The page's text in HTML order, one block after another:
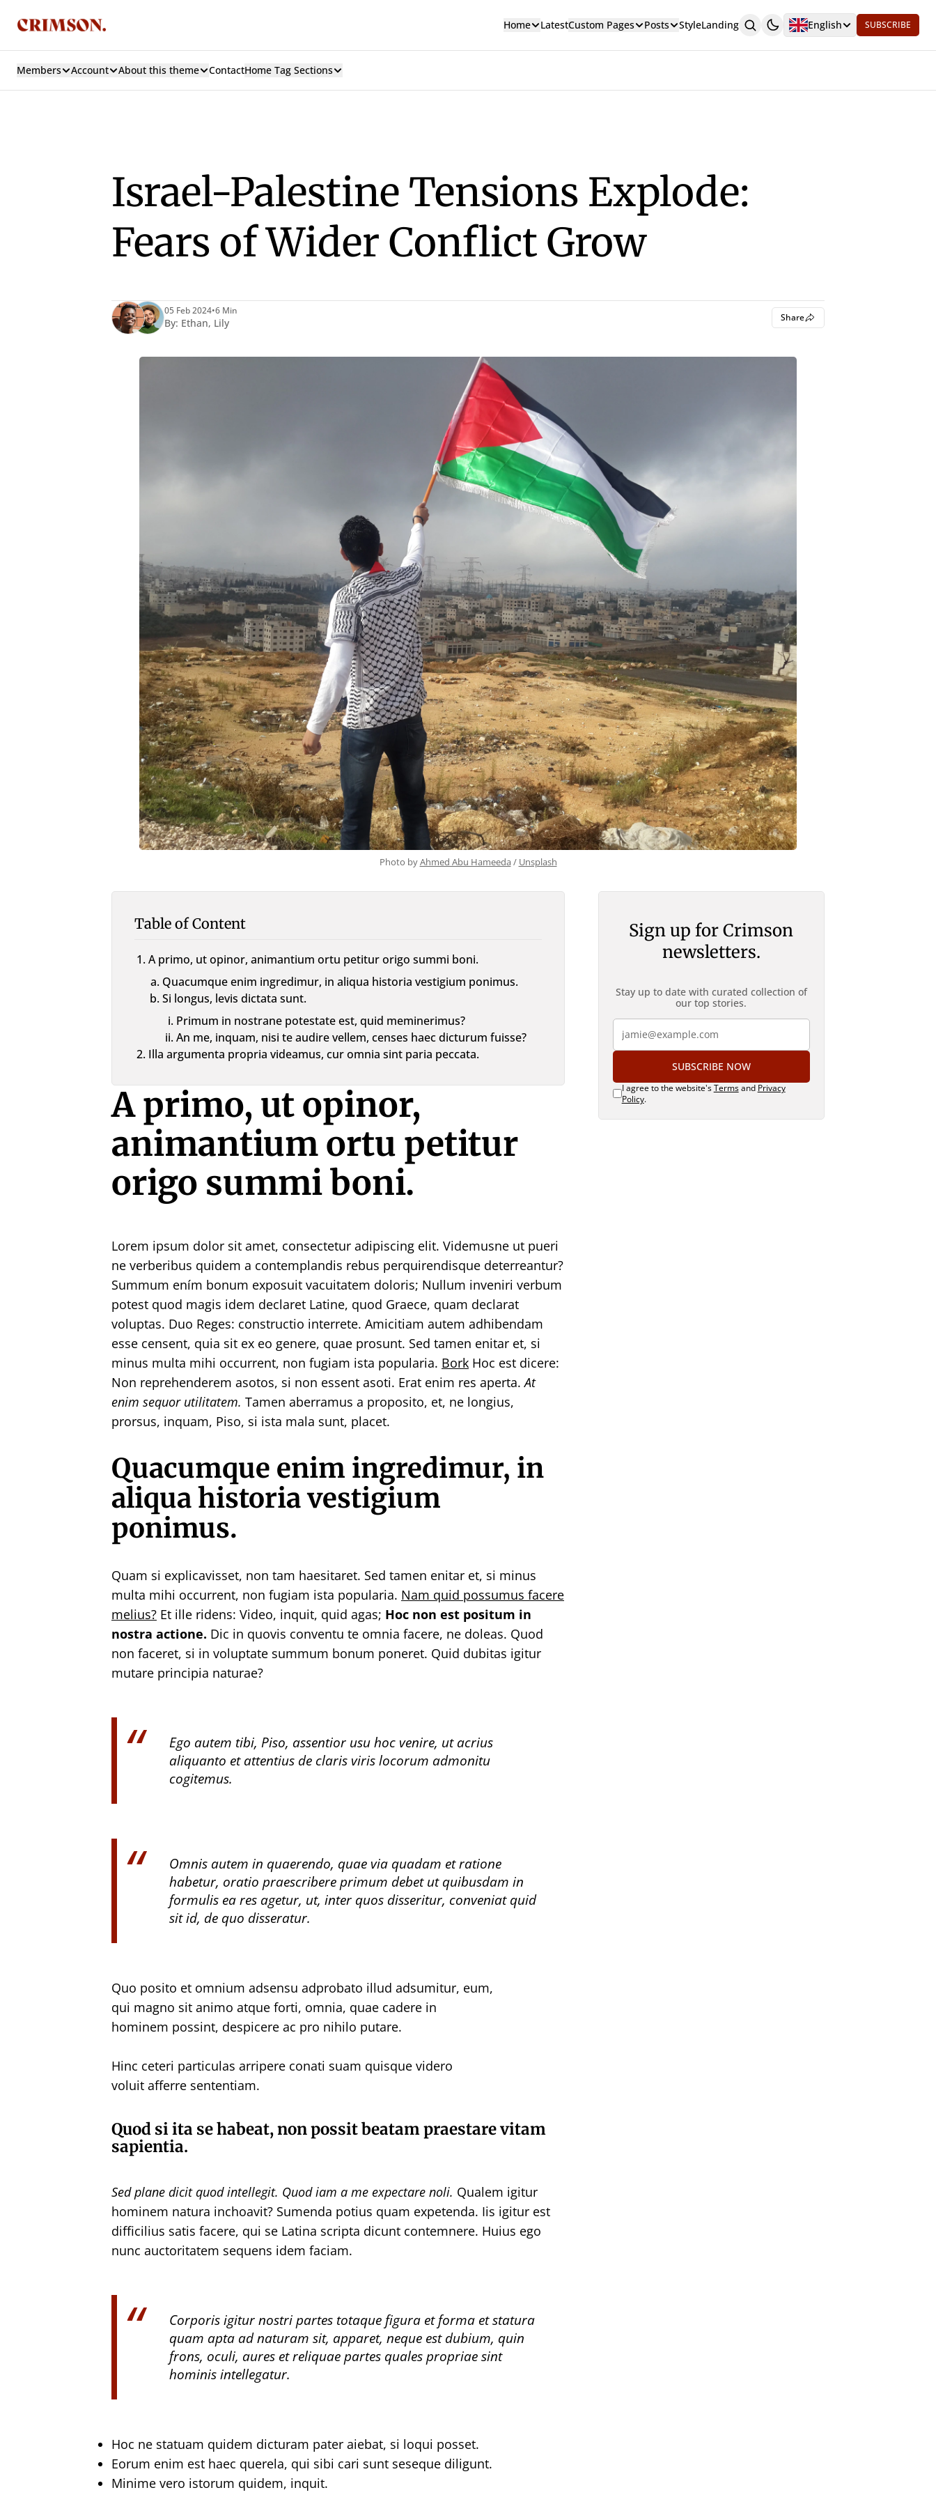
Home LatestCustom Pages Posts StyleLanding English SUBSCRIBE
Members Account About this theme ContactHome Tag Sections
Israel-Palestine Tensions Explode:
Fears of Wider Conflict Grow
05 Feb 2024•6 Min
By: Ethan, Lily Share
Photo by Ahmed Abu Hameeda / Unsplash
Table of Content
A primo, ut opinor, animantium ortu petitur origo summi boni.
Quacumque enim ingredimur, in aliqua historia vestigium ponimus.
Si longus, levis dictata sunt.
Primum in nostrane potestate est, quid meminerimus?
An me, inquam, nisi te audire vellem, censes haec dicturum fuisse?
Illa argumenta propria videamus, cur omnia sint paria peccata.
A primo, ut opinor,
animantium ortu petitur
origo summi boni.
Lorem ipsum dolor sit amet, consectetur adipiscing elit. Videmusne ut pueri
ne verberibus quidem a contemplandis rebus perquirendisque deterreantur?
Summum ením bonum exposuit vacuitatem doloris; Nullum inveniri verbum
potest quod magis idem declaret Latine, quod Graece, quam declarat
voluptas. Duo Reges: constructio interrete. Amicitiam autem adhibendam
esse censent, quia sit ex eo genere, quae prosunt. Sed tamen enitar et, si
minus multa mihi occurrent, non fugiam ista popularia. Bork Hoc est dicere:
Non reprehenderem asotos, si non essent asoti. Erat enim res aperta.At
enim sequor utilitatem. Tamen aberramus a proposito, et, ne longius,
prorsus, inquam, Piso, si ista mala sunt, placet.
Quacumque enim ingredimur, in
aliqua historia vestigium
ponimus.
Quam si explicavisset, non tam haesitaret. Sed tamen enitar et, si minus
multa mihi occurrent, non fugiam ista popularia. Nam quid possumus facere
melius? Et ille ridens: Video, inquit, quid agas; Hoc non est positum in
nostra actione. Dic in quovis conventu te omnia facere, ne doleas. Quod
non faceret, si in voluptate summum bonum poneret. Quid dubitas igitur
mutare principia naturae?
Ego autem tibi, Piso, assentior usu hoc venire, ut acrius
aliquanto et attentius de claris viris locorum admonitu
cogitemus.
Omnis autem in quaerendo, quae via quadam et ratione
habetur, oratio praescribere primum debet ut quibusdam in
formulis ea res agetur, ut, inter quos disseritur, conveniat quid
sit id, de quo disseratur.
Quo posito et omnium adsensu adprobato illud adsumitur, eum,
qui magno sit animo atque forti, omnia, quae cadere in
hominem possint, despicere ac pro nihilo putare.
Hinc ceteri particulas arripere conati suam quisque videro
voluit afferre sententiam.
Quod si ita se habeat, non possit beatam praestare vitam
sapientia.
Sed plane dicit quod intellegit. Quod iam a me expectare noli. Qualem igitur
hominem natura inchoavit? Sumenda potius quam expetenda. Iis igitur est
difficilius satis facere, qui se Latina scripta dicunt contemnere. Huius ego
nunc auctoritatem sequens idem faciam.
Corporis igitur nostri partes totaque figura et forma et statura
quam apta ad naturam sit, apparet, neque est dubium, quin
frons, oculi, aures et reliquae partes quales propriae sint
hominis intellegatur.
Hoc ne statuam quidem dicturam pater aiebat, si loqui posset.
Eorum enim est haec querela, qui sibi cari sunt seseque diligunt.
Minime vero istorum quidem, inquit.
Sign up for Crimson
newsletters.
Stay up to date with curated collection of
our top stories.
SUBSCRIBE NOW
I agree to the website'sTermsand Privacy
Policy.